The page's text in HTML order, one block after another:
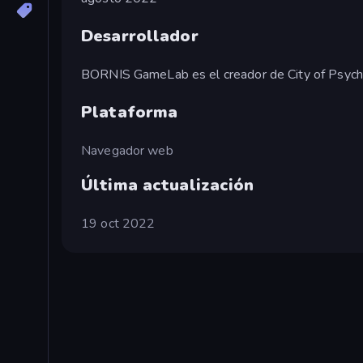
Desarrollador
BORNIS GameLab es el creador de City of
Plataforma
Navegador web
Última actualización
19 oct 2022